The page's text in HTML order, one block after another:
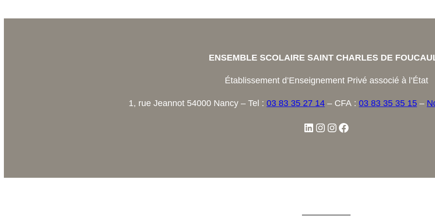
ENSEMBLE SCOLAIRE SAINT CHARLES DE
Établissement d’Enseignement Privé associé à l’État
1, rue Jeannot 54000 Nancy – Tel : 03 83 35 27 14 – CFA : 03 83 35 35 15 –